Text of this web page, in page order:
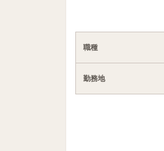
職種
勤務地